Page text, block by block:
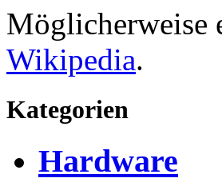
Möglicherweise
Wikipedia.
Kategorien
Hardware